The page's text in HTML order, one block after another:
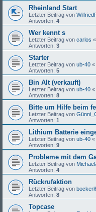
Rheinland Start
Letzter Beitrag von
Antworten: 4
Wer kennt s
Letzter Beitrag von carlos «
Antworten: 3
Starter
Letzter Beitrag von ub-40 «
Antworten: 5
Bin Alt (verkauft)
Letzter Beitrag von ub-40 «
Antworten: 8
Bitte um Hilfe beim
Letzter Beitrag von
Antworten: 1
Lithium Batterie
Letzter Beitrag von ub-40 «
Antworten: 9
Probleme mit dem
Letzter Beitrag von
Antworten: 4
Rückrufaktion
Letzter Beitrag von
Antworten: 8
Topcase